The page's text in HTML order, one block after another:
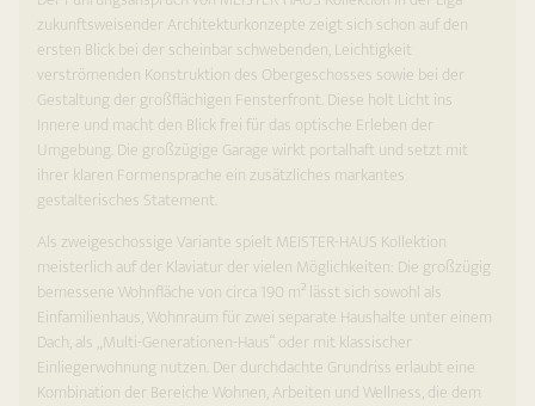
zukunftsweisender Architekturkonzepte zeigt sich schon auf den
ersten Blick bei der scheinbar schwebenden, Leichtigkeit
verströmenden Konstruktion des Obergeschosses sowie bei der
Gestaltung der großflächigen Fensterfront. Diese holt Licht ins
Innere und macht den Blick frei für das optische Erleben der
Umgebung. Die großzügige Garage wirkt portalhaft und setzt mit
ihrer klaren Formensprache ein zusätzliches markantes
gestalterisches Statement.
Als zweigeschossige Variante spielt MEISTER-HAUS Kollektion
meisterlich auf der Klaviatur der vielen Möglichkeiten: Die großzügig
bemessene Wohnfläche von circa 190 m² lässt sich sowohl als
Einfamilienhaus, Wohnraum für zwei separate Haushalte unter einem
Dach, als „Multi-Generationen-Haus“ oder mit klassischer
Einliegerwohnung nutzen. Der durchdachte Grundriss erlaubt eine
Kombination der Bereiche Wohnen, Arbeiten und Wellness, die dem